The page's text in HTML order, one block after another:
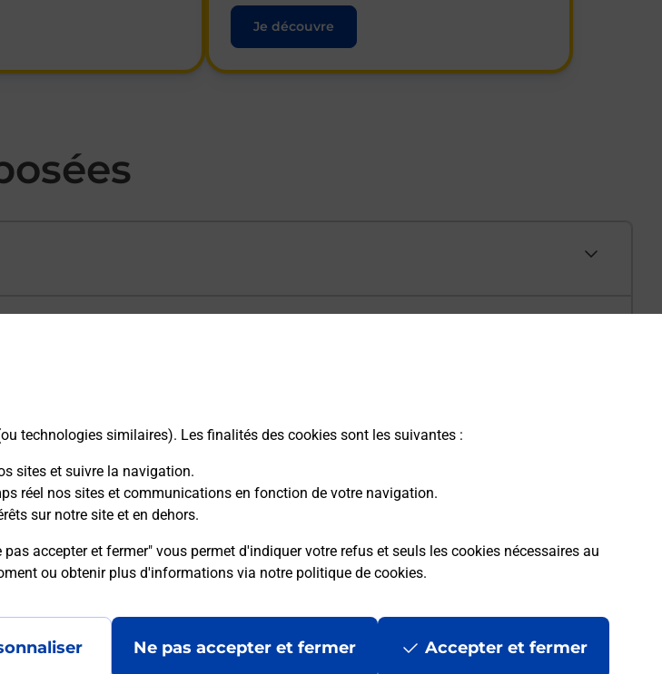
technologies similaires). Les finalités des cookies sont les suivantes :
sites et suivre la navigation.
réel nos sites et communications en fonction de votre navigation.
sur notre site et en dehors.
accepter et fermer" vous permet d'indiquer votre refus et seuls les cookies nécessaires au
ou obtenir plus d'informations via notre politique de cookies.
Ne pas accepter et fermer Accepter et fermer
Je découvre
?
conditions ?